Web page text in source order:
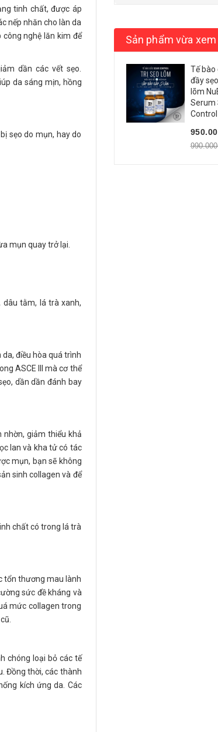
tinh chất, được áp
nếp nhăn cho làn da
nghệ lăn kim để
dần các vết sẹo.
da sáng mịn, hồng
sẹo do mụn, hay do
mụn quay trở lại.
tằm, lá trà xanh,
điều hòa quá trình
ASCE III mà cơ thể
dần dần đánh bay
nhờn, giảm thiểu khả
lan và kha tử có tác
mụn, bạn sẽ không
sinh collagen và để
chất có trong lá trà
tổn thương mau lành
sức đề kháng và
mức collagen trong
chóng loại bỏ các tế
Đồng thời, các thành
kích ứng da. Các
Sản phẩm vừa xem
Tế bào
đầy
lõm
Serum
Control